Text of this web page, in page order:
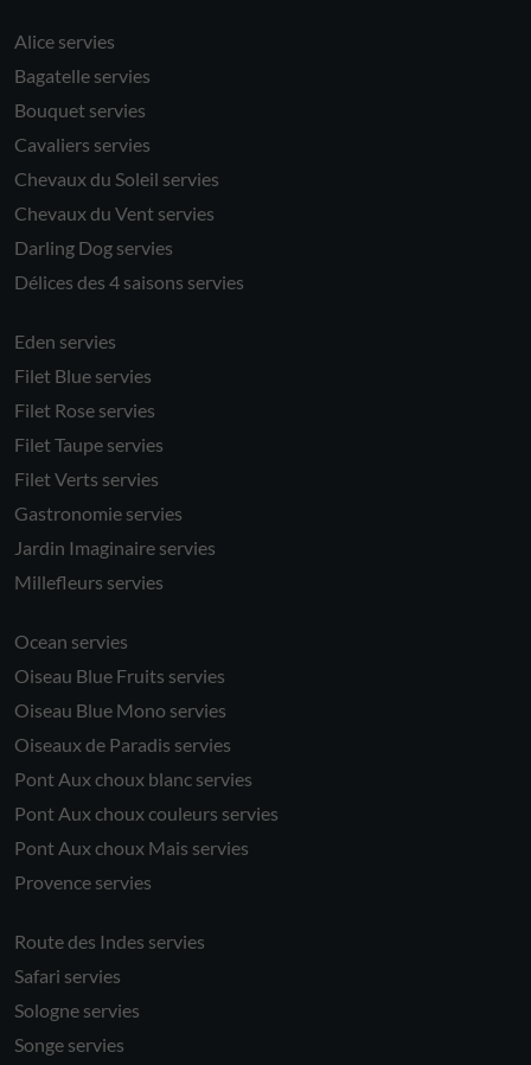
Alice servies
Bagatelle servies
Bouquet servies
Cavaliers servies
Chevaux du Soleil servies
Chevaux du Vent servies
Darling Dog servies
Délices des 4 saisons servies
Eden servies
Filet Blue servies
Filet Rose servies
Filet Taupe servies
Filet Verts servies
Gastronomie servies
Jardin Imaginaire servies
Millefleurs servies
Ocean servies
Oiseau Blue Fruits servies
Oiseau Blue Mono servies
Oiseaux de Paradis servies
Pont Aux choux blanc servies
Pont Aux choux couleurs servies
Pont Aux choux Mais servies
Provence servies
Route des Indes servies
Safari servies
Sologne servies
Songe servies